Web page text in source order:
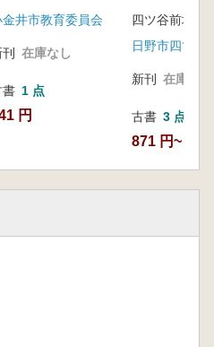
金井市教育委員会
在庫なし
書 1 点
円
新刊 在庫なし
古書 3 点
871 円~